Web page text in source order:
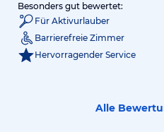
Besonders gut bewertet:
Für Aktivurlauber
Barrierefreie Zimmer
Hervorragender Service
Alle